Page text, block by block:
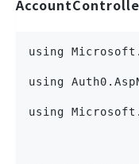
using
using
using